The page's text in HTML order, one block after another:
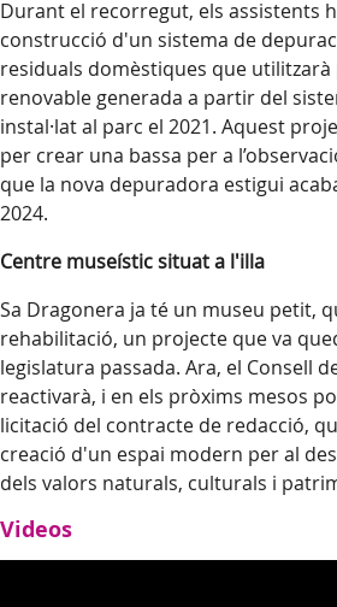
Durant el recorregut, els assistents
construcció d'un sistema de
residuals domèstiques que
renovable generada a partir del
instal·lat al parc el 2021. Aquest
per crear una bassa per a
que la nova depuradora estigui
2024.
Centre museístic situat a l'illa
Sa Dragonera ja té un museu petit,
rehabilitació, un projecte que va
legislatura passada. Ara, el Consell
reactivarà, i en els pròxims mesos
licitació del contracte de redacció,
creació d'un espai modern per al
dels valors naturals, culturals i
Videos